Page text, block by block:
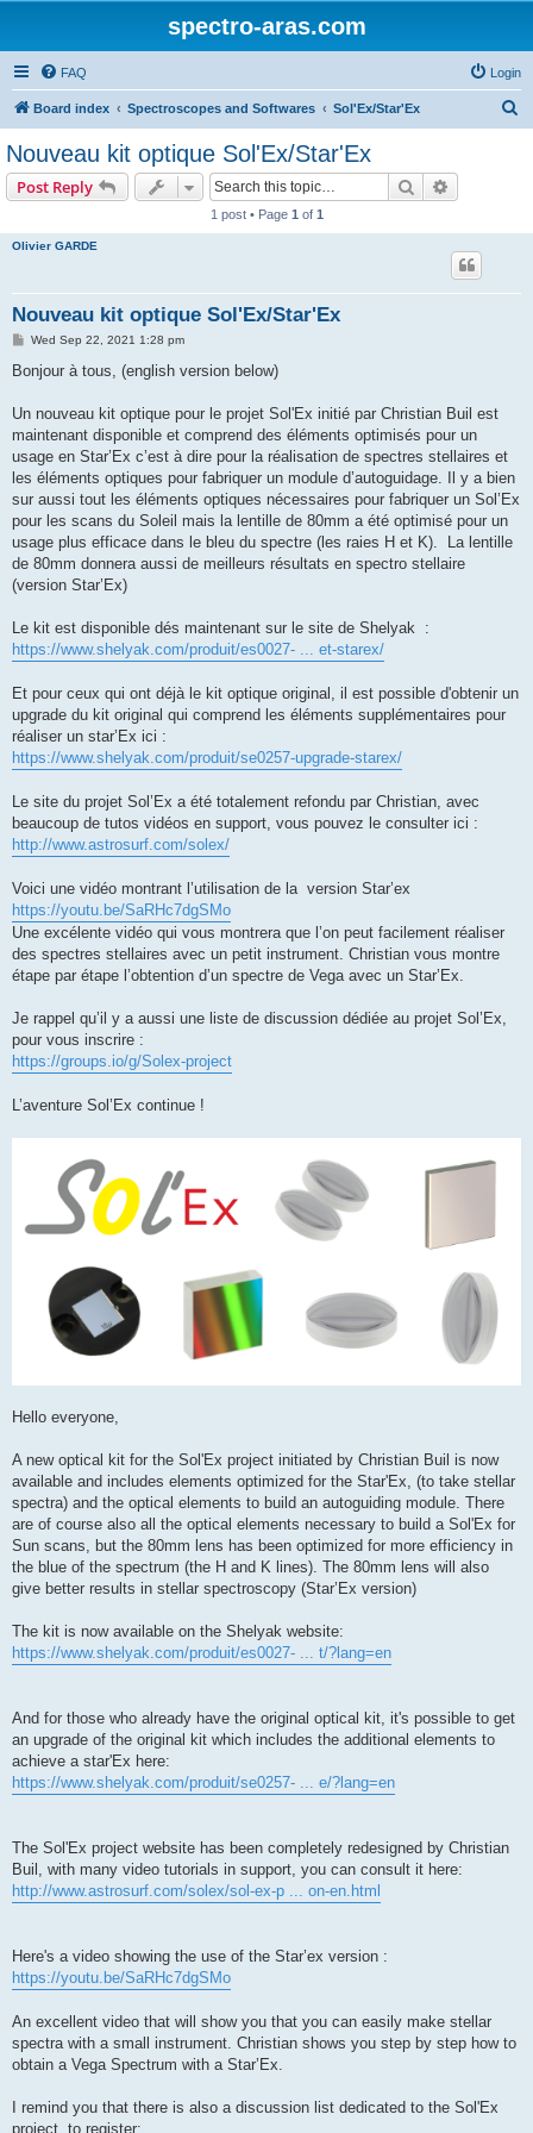
spectro-aras.com
FAQ Login
Board index Spectroscopes and Softwares Sol'Ex/Star'Ex
Nouveau kit optique Sol'Ex/Star'Ex
Post Reply Search
1 post • Page 1 of 1
Olivier GARDE
Nouveau kit optique Sol'Ex/Star'Ex
P
s
Wed Sep 22, 2021 1:28 pm
Bonjour à tous, (english version below)
Un nouveau kit optique pour le projet Sol'Ex initié par Christian Buil est
maintenant disponible et comprend des éléments optimisés pour un
usage en Star’Ex c’est à dire pour la réalisation de spectres stellaires et
les éléments optiques pour fabriquer un module d’autoguidage. Il y a bien
sur aussi tout les éléments optiques nécessaires pour fabriquer un Sol’Ex
pour les scans du Soleil mais la lentille de 80mm a été optimisé pour un
usage plus efficace dans le bleu du spectre (les raies H et K). La lentille
de 80mm donnera aussi de meilleurs résultats en spectro stellaire
(version Star’Ex)
Le kit est disponible dés maintenant sur le site de Shelyak :
https://www.shelyak.com/produit/es0027- ... et-starex/
Et pour ceux qui ont déjà le kit optique original, il est possible d'obtenir un
upgrade du kit original qui comprend les éléments supplémentaires pour
réaliser un star’Ex ici :
https://www.shelyak.com/produit/se0257-upgrade-starex/
Le site du projet Sol’Ex a été totalement refondu par Christian, avec
beaucoup de tutos vidéos en support, vous pouvez le consulter ici :
http://www.astrosurf.com/solex/
Voici une vidéo montrant l’utilisation de la version Star’ex
https://youtu.be/SaRHc7dgSMo
Une excélente vidéo qui vous montrera que l’on peut facilement réaliser
des spectres stellaires avec un petit instrument. Christian vous montre
étape par étape l’obtention d’un spectre de Vega avec un Star’Ex.
Je rappel qu’il y a aussi une liste de discussion dédiée au projet Sol’Ex,
pour vous inscrire :
https://groups.io/g/Solex-project
L’aventure Sol’Ex continue !
Hello everyone,
A new optical kit for the Sol'Ex project initiated by Christian Buil is now
available and includes elements optimized for the Star'Ex, (to take stellar
spectra) and the optical elements to build an autoguiding module. There
are of course also all the optical elements necessary to build a Sol'Ex for
Sun scans, but the 80mm lens has been optimized for more efficiency in
the blue of the spectrum (the H and K lines). The 80mm lens will also
give better results in stellar spectroscopy (Star’Ex version)
The kit is now available on the Shelyak website:
https://www.shelyak.com/produit/es0027- ... t/?lang=en
And for those who already have the original optical kit, it's possible to get
an upgrade of the original kit which includes the additional elements to
achieve a star'Ex here:
https://www.shelyak.com/produit/se0257- ... e/?lang=en
The Sol'Ex project website has been completely redesigned by Christian
Buil, with many video tutorials in support, you can consult it here:
http://www.astrosurf.com/solex/sol-ex-p ... on-en.html
Here's a video showing the use of the Star’ex version :
https://youtu.be/SaRHc7dgSMo
An excellent video that will show you that you can easily make stellar
spectra with a small instrument. Christian shows you step by step how to
obtain a Vega Spectrum with a Star’Ex.
I remind you that there is also a discussion list dedicated to the Sol'Ex
project, to register: